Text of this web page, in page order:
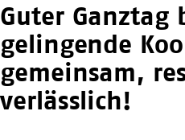
Guter Ganztag
gelingende
gemeinsam,
verlässlich!